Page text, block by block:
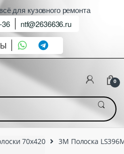
для кузовного ремонта
36
ntf@2636636.ru
0
70х420 3М Полоска